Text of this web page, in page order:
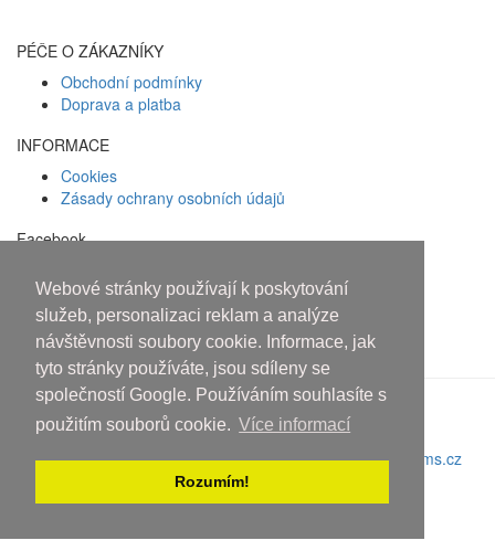
Webové stránky používají k poskytování
služeb, personalizaci reklam a analýze
návštěvnosti soubory cookie. Informace, jak
tyto stránky používáte, jsou sdíleny se
společností Google. Používáním souhlasíte s
použitím souborů cookie. Více informací
Rozumím!
PÉČE O ZÁKAZNÍKY
Obchodní podmínky
Doprava a platba
INFORMACE
Cookies
Zásady ochrany osobních údajů
Facebook
Osobám mladším 18 let alkohol
neprodáváme!
Copyright © 2010-2019 An systems, s.r.o.